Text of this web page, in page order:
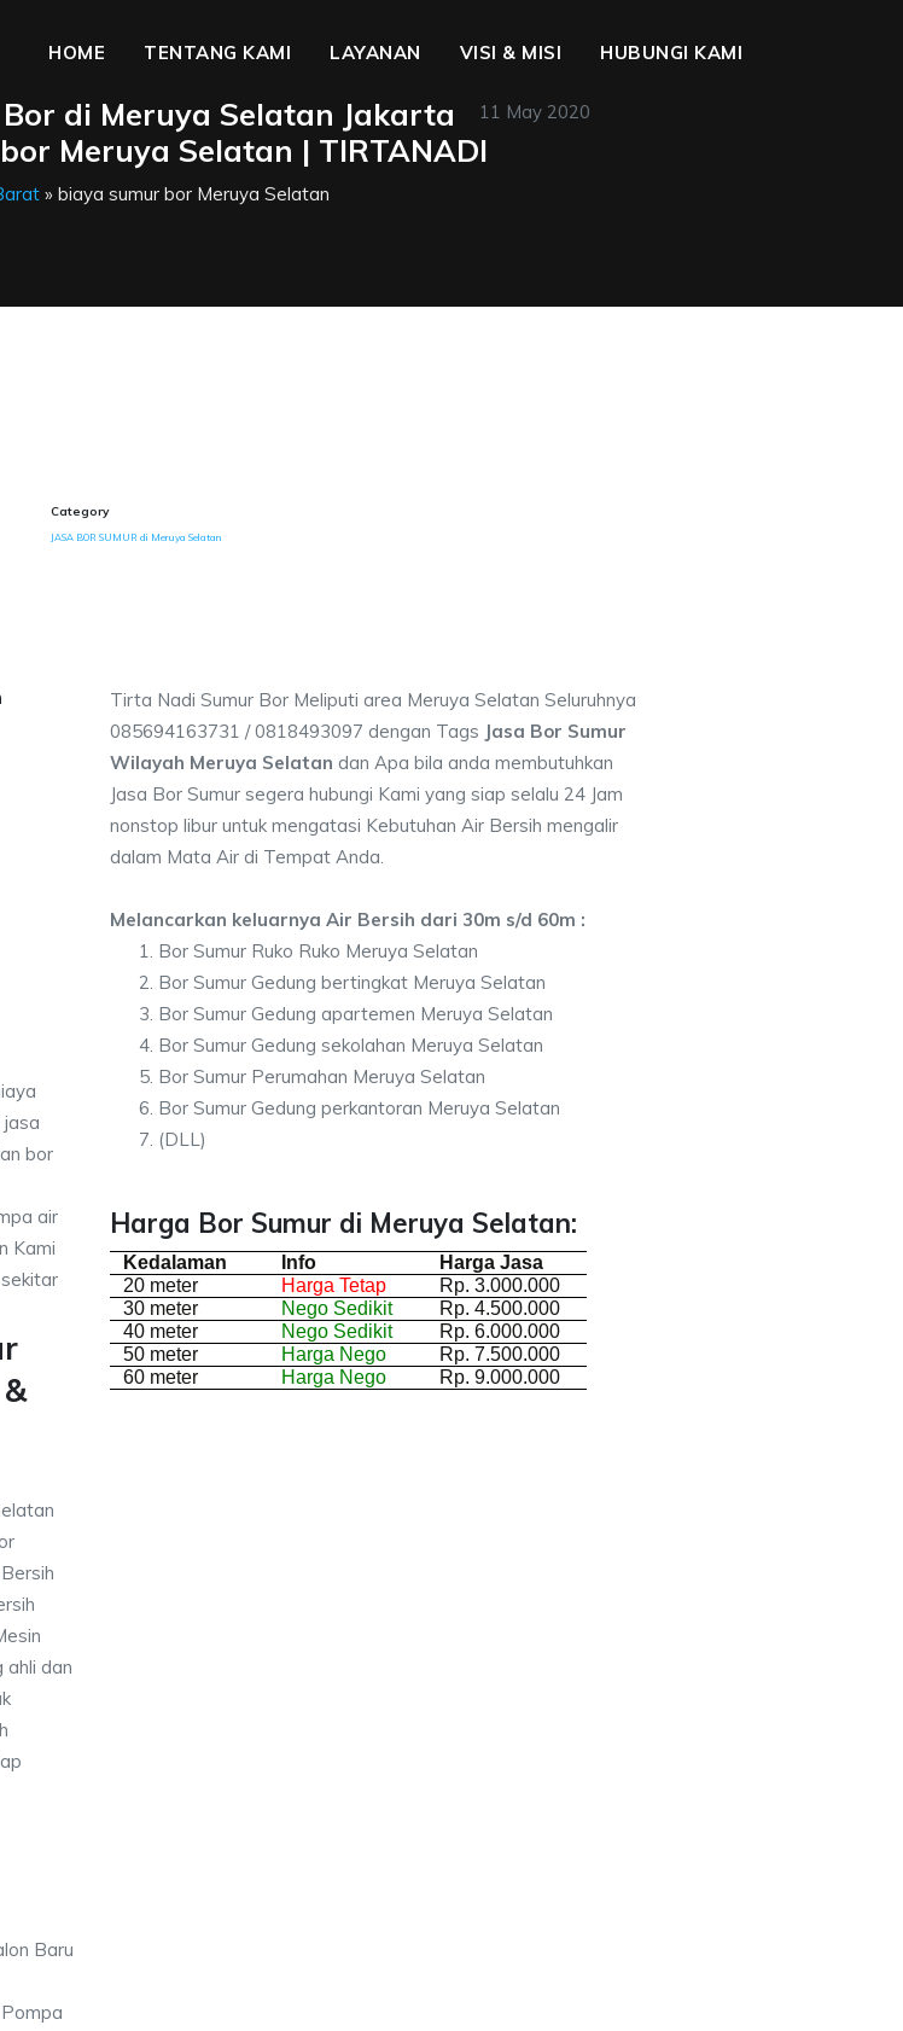
HOME TENTANG KAMI LAYANAN VISI & MISI HUBUNGI KAMI
11 May 2020
di Meruya Selatan Jakarta
Meruya Selatan | TIRTANADI
» biaya sumur bor Meruya Selatan
Category
JASA BOR SUMUR di Meruya Selatan
jasa
bor
air
Kami
ahli dan
Baru
Tirta Nadi Sumur Bor Meliputi area Meruya Selatan Seluruhnya
085694163731 / 0818493097 dengan Tags Jasa Bor Sumur
Wilayah Meruya Selatan dan Apa bila anda membutuhkan
Jasa Bor Sumur segera hubungi Kami yang siap selalu 24 Jam
nonstop libur untuk mengatasi Kebutuhan Air Bersih mengalir
dalam Mata Air di Tempat Anda.
Melancarkan keluarnya Air Bersih dari 30m s/d 60m :
Bor Sumur Ruko Ruko Meruya Selatan
Bor Sumur Gedung bertingkat Meruya Selatan
Bor Sumur Gedung apartemen Meruya Selatan
Bor Sumur Gedung sekolahan Meruya Selatan
Bor Sumur Perumahan Meruya Selatan
Bor Sumur Gedung perkantoran Meruya Selatan
(DLL)
Harga Bor Sumur di Meruya Selatan:
Kedalaman Info
Harga Jasa
20 meter
Harga Tetap
Rp. 3.000.000
30 meter
Nego Sedikit
Rp. 4.500.000
40 meter
Nego Sedikit
Rp. 6.000.000
50 meter
Harga Nego
Rp. 7.500.000
60 meter
Harga Nego Rp. 9.000.000